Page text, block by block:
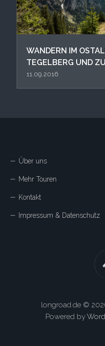
WANDERN IM
TEGELBERG UND
11.09.2016
Über uns
Mehr Touren
Kontakt
Impressum & Datenschutz
longroad.de ©
Powered by